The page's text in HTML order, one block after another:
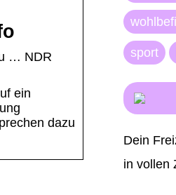
… NDR
ein
dazu
sport
Dein
in vollen